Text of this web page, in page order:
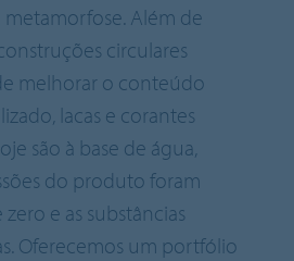
metamorfose. Além de
circulares
melhorar o conteúdo
lacas e corantes
são à base de água,
do produto foram
e as substâncias
Oferecemos um portfólio